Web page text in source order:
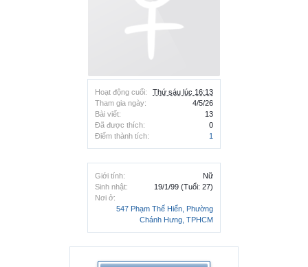
Hoạt động cuối:
Thứ sáu lúc 16:13
Tham gia ngày:
4/5/26
Bài viết:
13
Đã được thích:
0
Điểm thành tích:
1
Giới tính:
Nữ
Sinh nhật:
19/1/99 (Tuổi: 27)
Nơi ở:
547 Phạm Thế Hiển, Phường
Chánh Hưng, TPHCM